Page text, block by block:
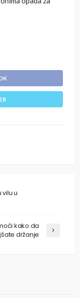
u
kako da
držanje